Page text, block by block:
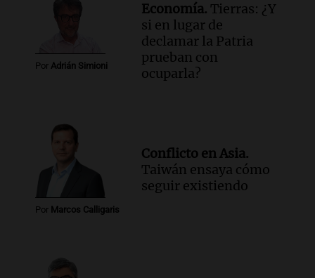
Por Adrián Simioni
Economía. Tierras: ¿Y
si en lugar de
declamar la Patria
prueban con
ocuparla?
Por Marcos Calligaris
Conflicto en Asia.
Taiwán ensaya cómo
seguir existiendo